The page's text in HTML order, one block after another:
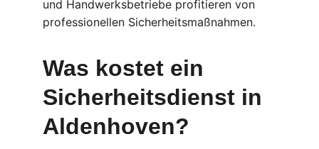
und Handwerksbetriebe profitieren von
professionellen Sicherheitsmaßnahmen.
Was kostet ein
Sicherheitsdienst in
Aldenhoven?